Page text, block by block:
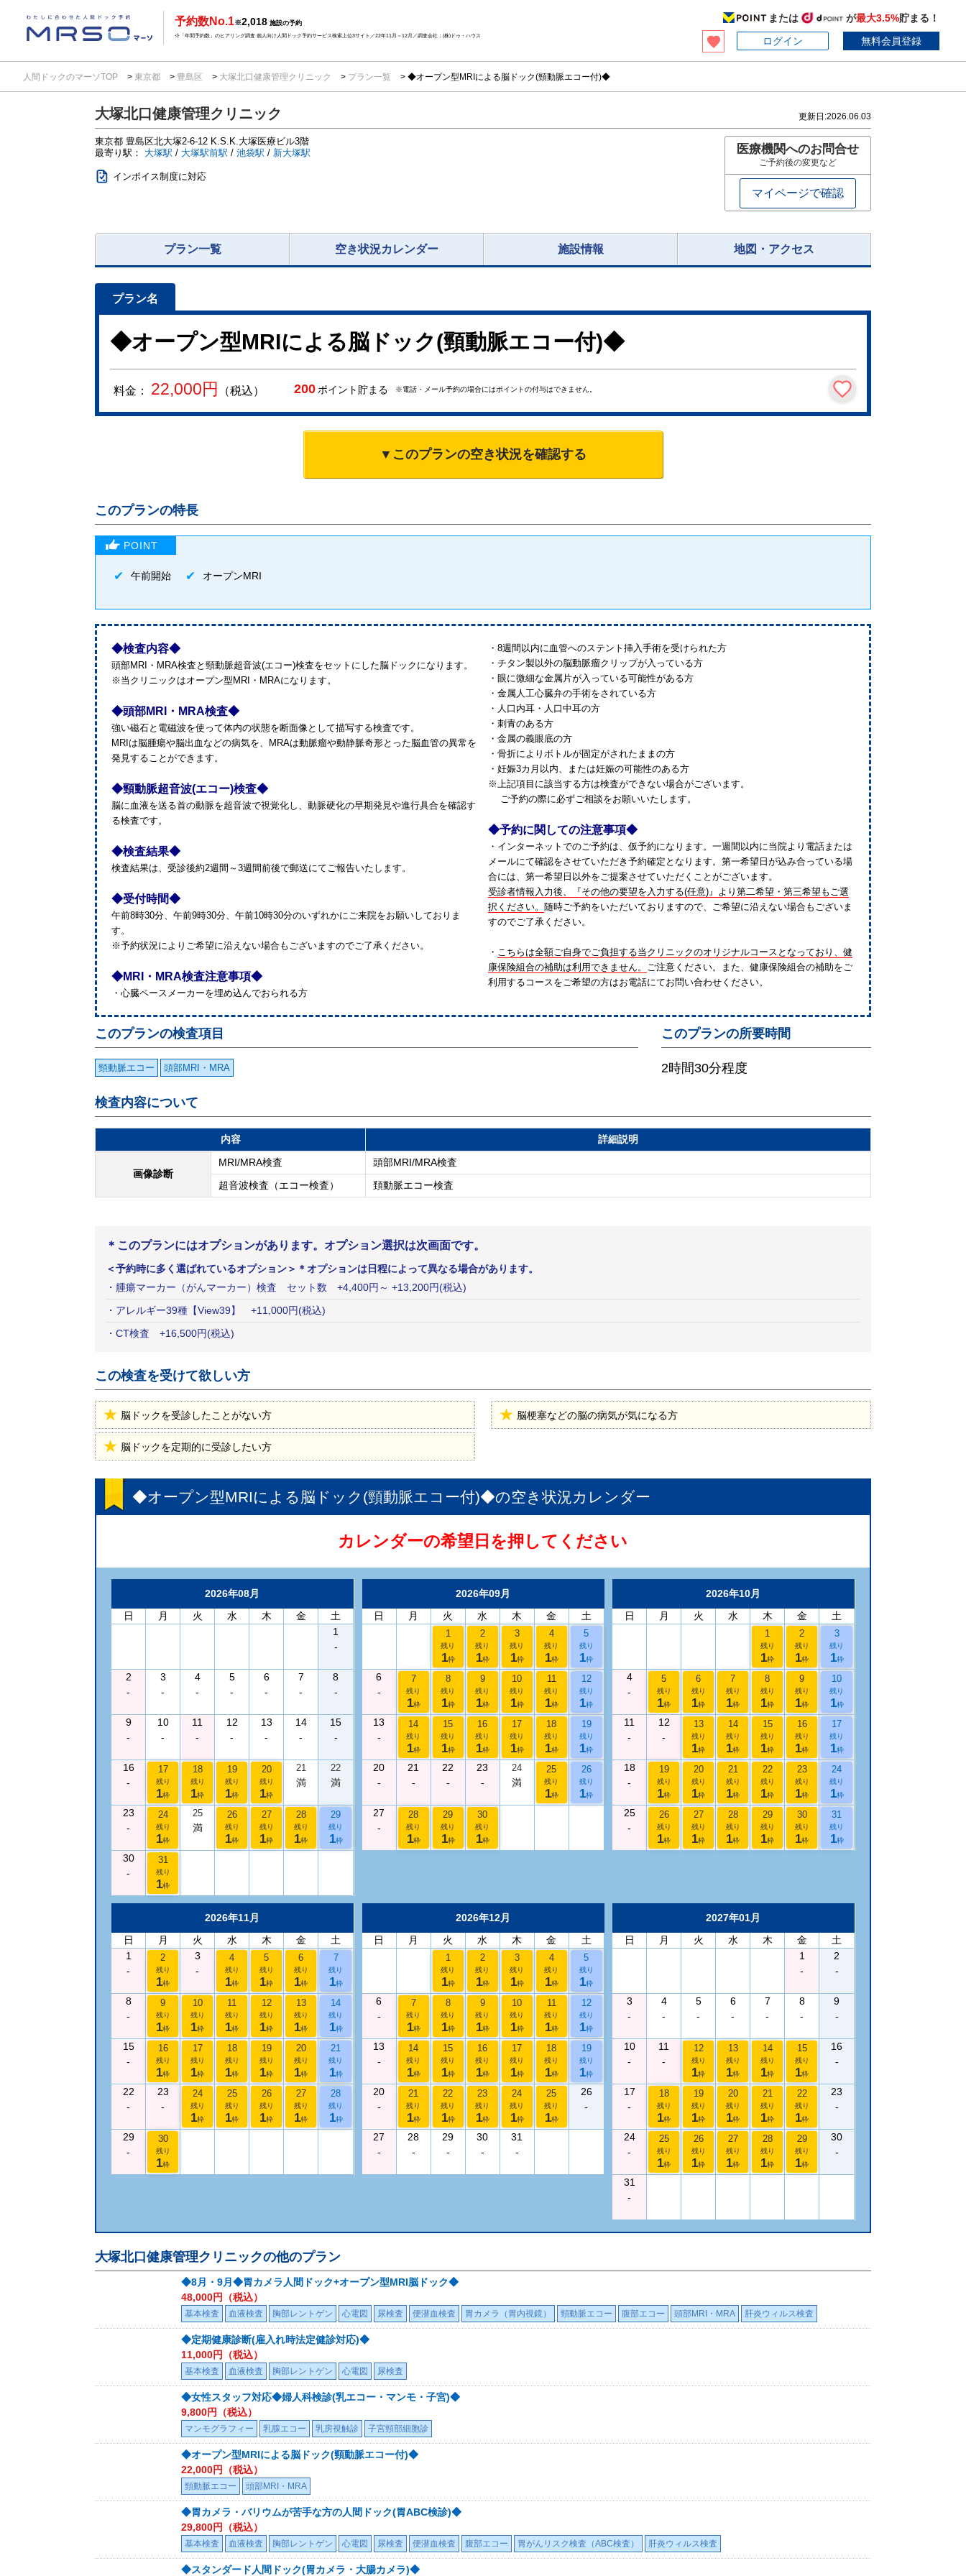
予約数No.1※2,018 施設の予約
※「年間予約数」のヒアリング調査 個人向け人間ドック予約サービス検索上位3サイト／22年11月～12月／調査会社：(株)ドゥ・ハウス
または が最大3.5%貯まる！
ログイン
無料会員登録
人間ドックのマーソTOP 東京都 豊島区 大塚北口健康管理クリニック プラン一覧 ◆オープン型MRIによる脳ドック(頸動脈エコー付)◆
大塚北口健康管理クリニック 更新日:2026.06.03
東京都 豊島区北大塚2-6-12 K.S.K.大塚医療ビル3階
最寄り駅： 大塚駅 / 大塚駅前駅 / 池袋駅 / 新大塚駅
インボイス制度に対応
医療機関へのお問合せ
ご予約後の変更など
マイページで確認
プラン一覧 空き状況カレンダー 施設情報 地図・アクセス
◆オープン型MRIによる脳ドック(頸動脈エコー付)◆
料金： 22,000円 （税込） 200 ポイント貯まる ※電話・メール予約の場合にはポイントの付与はできません。
▼このプランの空き状況を確認する
このプランの特長
午前開始 オープンMRI
◆検査内容◆
頭部MRI・MRA検査と頸動脈超音波(エコー)検査をセットにした脳ドックになります。
※当クリニックはオープン型MRI・MRAになります。
◆頭部MRI・MRA検査◆
強い磁石と電磁波を使って体内の状態を断面像として描写する検査です。
MRIは脳腫瘍や脳出血などの病気を、MRAは動脈瘤や動静脈奇形とった脳血管の異常を
発見することができます。
◆頸動脈超音波(エコー)検査◆
脳に血液を送る首の動脈を超音波で視覚化し、動脈硬化の早期発見や進行具合を確認す
る検査です。
◆検査結果◆
検査結果は、受診後約2週間～3週間前後で郵送にてご報告いたします。
◆受付時間◆
午前8時30分、午前9時30分、午前10時30分のいずれかにご来院をお願いしておりま
す。
※予約状況によりご希望に沿えない場合もございますのでご了承ください。
◆MRI・MRA検査注意事項◆
・心臓ペースメーカーを埋め込んでおられる方
・8週間以内に血管へのステント挿入手術を受けられた方
・チタン製以外の脳動脈瘤クリップが入っている方
・眼に微細な金属片が入っている可能性がある方
・金属人工心臓弁の手術をされている方
・人口内耳・人口中耳の方
・刺青のある方
・金属の義眼底の方
・骨折によりボトルが固定がされたままの方
・妊娠3カ月以内、または妊娠の可能性のある方
※上記項目に該当する方は検査ができない場合がございます。
ご予約の際に必ずご相談をお願いいたします。
◆予約に関しての注意事項◆
・インターネットでのご予約は、仮予約になります。一週間以内に当院より電話または
メールにて確認をさせていただき予約確定となります。第一希望日が込み合っている場
合には、第一希望日以外をご提案させていただくことがございます。
受診者情報入力後、『その他の要望を入力する(任意)』より第二希望・第三希望もご選
択ください。 随時ご予約をいただいておりますので、ご希望に沿えない場合もございま
すのでご了承ください。
・ こちらは全額ご自身でご負担する当クリニックのオリジナルコースとなっており、健
康保険組合の補助は利用できません。 ご注意ください。また、健康保険組合の補助をご
利用するコースをご希望の方はお電話にてお問い合わせください。
このプランの所要時間
2時間30分程度
このプランの検査項目
頸動脈エコー 頭部MRI・MRA
検査内容について
内容 詳細説明
画像診断
MRI/MRA検査
頭部MRI/MRA検査
超音波検査（エコー検査）
頚動脈エコー検査
＊このプランにはオプションがあります。オプション選択は次画面です。
＜予約時に多く選ばれているオプション＞ ＊オプションは日程によって異なる場合があります。
・ 腫瘍マーカー（がんマーカー）検査 セット数 +4,400円 ～ +13,200円(税込)
・ アレルギー39種【View39】 +11,000円(税込)
・ CT検査 +16,500円(税込)
この検査を受けて欲しい方
脳ドックを受診したことがない方 脳梗塞などの脳の病気が気になる方
脳ドックを定期的に受診したい方
◆オープン型MRIによる脳ドック(頸動脈エコー付)◆の空き状況カレンダー
カレンダーの希望日を押してください
2026年08月
日
月 火 水 木 金
土
1
-
2
-
3
-
4
-
5
-
6
-
7
-
8
-
9
-
10
-
11
-
12
-
13
-
14
-
15
-
16
-
17
残り
1枠
18
残り
1枠
19
残り
1枠
20
残り
1枠
21
満
22
満
23
-
24
残り
1枠
25
満
26
残り
1枠
27
残り
1枠
28
残り
1枠
29
残り
1枠
30
-
31
残り
1枠
2026年09月
日
月 火 水 木 金 土
1
残り
1枠
2
残り
1枠
3
残り
1枠
4
残り
1枠
5
残り
1枠
6
-
7
残り
1枠
8
残り
1枠
9
残り
1枠
10
残り
1枠
11
残り
1枠
12
残り
1枠
13
-
14
残り
1枠
15
残り
1枠
16
残り
1枠
17
残り
1枠
18
残り
1枠
19
残り
1枠
20
-
21
-
22
-
23
-
24
満
25
残り
1枠
26
残り
1枠
27
-
28
残り
1枠
29
残り
1枠
30
残り
1枠
2026年10月
日
月 火 水 木 金 土
1
残り
1枠
2
残り
1枠
3
残り
1枠
4
-
5
残り
1枠
6
残り
1枠
7
残り
1枠
8
残り
1枠
9
残り
1枠
10
残り
1枠
11
-
12
-
13
残り
1枠
14
残り
1枠
15
残り
1枠
16
残り
1枠
17
残り
1枠
18
-
19
残り
1枠
20
残り
1枠
21
残り
1枠
22
残り
1枠
23
残り
1枠
24
残り
1枠
25
-
26
残り
1枠
27
残り
1枠
28
残り
1枠
29
残り
1枠
30
残り
1枠
31
残り
1枠
2026年11月
日
月 火 水 木 金
土
1
-
2
残り
1枠
3
-
4
残り
1枠
5
残り
1枠
6
残り
1枠
7
残り
1枠
8
-
9
残り
1枠
10
残り
1枠
11
残り
1枠
12
残り
1枠
13
残り
1枠
14
残り
1枠
15
-
16
残り
1枠
17
残り
1枠
18
残り
1枠
19
残り
1枠
20
残り
1枠
21
残り
1枠
22
-
23
-
24
残り
1枠
25
残り
1枠
26
残り
1枠
27
残り
1枠
28
残り
1枠
29
-
30
残り
1枠
2026年12月
日
月 火 水 木 金 土
1
残り
1枠
2
残り
1枠
3
残り
1枠
4
残り
1枠
5
残り
1枠
6
-
7
残り
1枠
8
残り
1枠
9
残り
1枠
10
残り
1枠
11
残り
1枠
12
残り
1枠
13
-
14
残り
1枠
15
残り
1枠
16
残り
1枠
17
残り
1枠
18
残り
1枠
19
残り
1枠
20
-
21
残り
1枠
22
残り
1枠
23
残り
1枠
24
残り
1枠
25
残り
1枠
26
-
27
-
28
-
29
-
30
-
31
-
2027年01月
日
月 火 水 木 金
土
1
-
2
-
3
-
4
-
5
-
6
-
7
-
8
-
9
-
10
-
11
-
12
残り
1枠
13
残り
1枠
14
残り
1枠
15
残り
1枠
16
-
17
-
18
残り
1枠
19
残り
1枠
20
残り
1枠
21
残り
1枠
22
残り
1枠
23
-
24
-
25
残り
1枠
26
残り
1枠
27
残り
1枠
28
残り
1枠
29
残り
1枠
30
-
31
-
大塚北口健康管理クリニックの他のプラン
◆8月・9月◆胃カメラ人間ドック+オープン型MRI脳ドック◆
48,000円（税込）
基本検査 血液検査 胸部レントゲン 心電図 尿検査 便潜血検査 胃カメラ（胃内視鏡） 頸動脈エコー 腹部エコー 頭部MRI・MRA 肝炎ウィルス検査
◆定期健康診断(雇入れ時法定健診対応)◆
11,000円（税込）
基本検査 血液検査 胸部レントゲン 心電図 尿検査
◆女性スタッフ対応◆婦人科検診(乳エコー・マンモ・子宮)◆
9,800円（税込）
マンモグラフィー 乳腺エコー 乳房視触診 子宮頸部細胞診
◆オープン型MRIによる脳ドック(頸動脈エコー付)◆
22,000円（税込）
頸動脈エコー 頭部MRI・MRA
◆胃カメラ・バリウムが苦手な方の人間ドック(胃ABC検診)◆
29,800円（税込）
基本検査 血液検査 胸部レントゲン 心電図 尿検査 便潜血検査 腹部エコー 胃がんリスク検査（ABC検査） 肝炎ウィルス検査
◆スタンダード人間ドック(胃カメラ・大腸カメラ)◆